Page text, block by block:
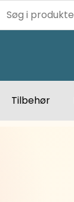
Tilbehør